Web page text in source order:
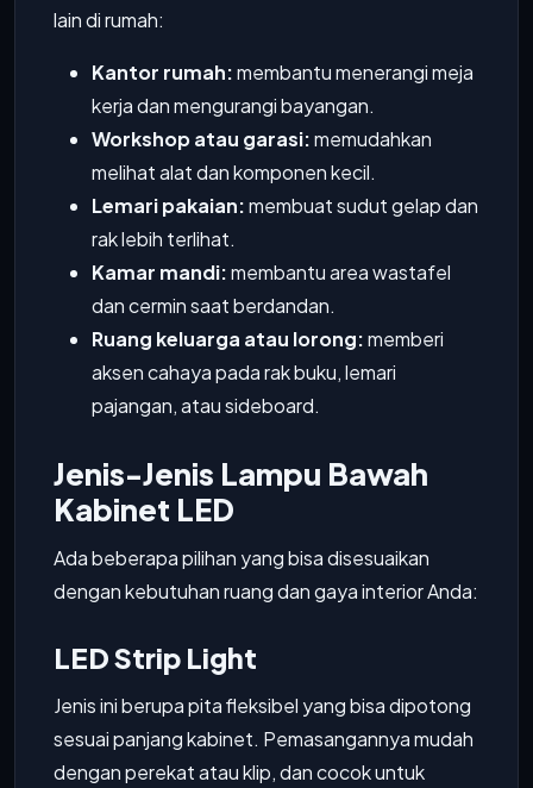
lain di rumah:
Kantor rumah:membantu menerangi meja
kerja dan mengurangi bayangan.
Workshop atau garasi:memudahkan
melihat alat dan komponen kecil.
Lemari pakaian:membuat sudut gelap dan
rak lebih terlihat.
Kamar mandi:membantu area wastafel
dan cermin saat berdandan.
Ruang keluarga atau lorong:memberi
aksen cahaya pada rak buku, lemari
pajangan, atau sideboard.
Jenis-Jenis Lampu Bawah
Kabinet LED
Ada beberapa pilihan yang bisa disesuaikan
dengan kebutuhan ruang dan gaya interior Anda:
LED Strip Light
Jenis ini berupa pita fleksibel yang bisa dipotong
sesuai panjang kabinet. Pemasangannya mudah
dengan perekat atau klip, dan cocok untuk